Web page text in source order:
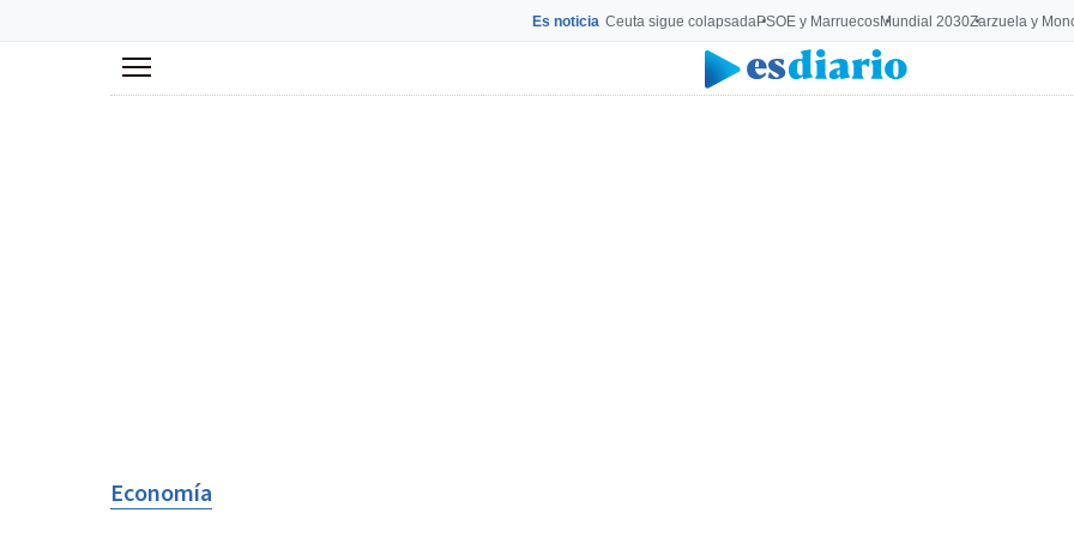
Es noticia Ceuta sigue colapsadaPSOE y MarruecosMundial 2030Zarzuela y
Menú
Economía